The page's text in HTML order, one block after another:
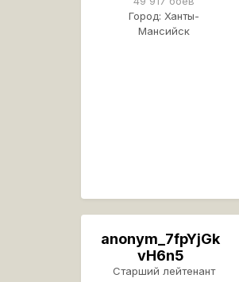
Город: Ханты-
Мансийск
anonym_7fpYjGk
vH6n5
Старший лейтенант